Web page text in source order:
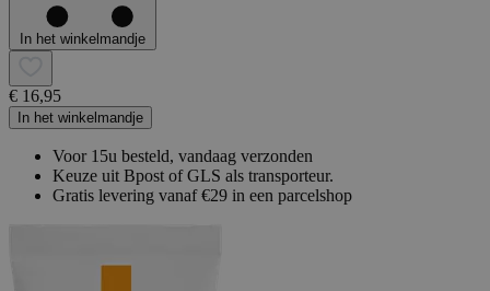
In het winkelmandje
€ 16,95
In het winkelmandje
Voor 15u besteld, vandaag verzonden
Keuze uit Bpost of GLS als transporteur.
Gratis levering vanaf €29 in een parcelshop